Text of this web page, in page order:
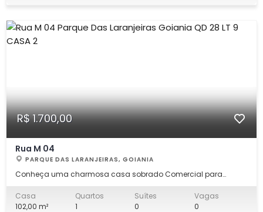
R$ 1.700,00
Rua M 04
PARQUE DAS LARANJEIRAS, GOIANIA
Conheça uma charmosa casa sobrado Comercial para
Laranjeiras, Goiânia. Uma oportunidade que une conforto,
praticidade e bom custo-benefício em uma localização
Casa
102,00 m²
Quartos
1
Suítes
0
Vagas
0